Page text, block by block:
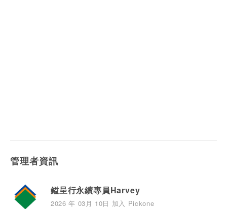
管理者資訊
鎰呈行永續專員Harvey
2026 年 03月 10日 加入 Pickone